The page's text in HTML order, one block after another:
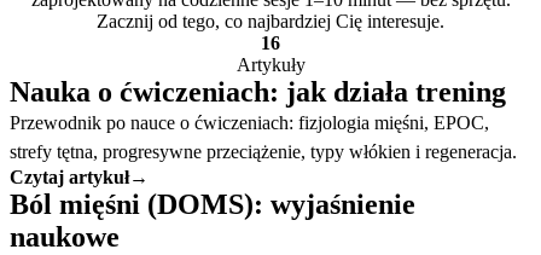
Zacznij od tego, co najbardziej Cię interesuje.
16
Artykuły
Nauka o ćwiczeniach: jak działa trening
Przewodnik po nauce o ćwiczeniach: fizjologia mięśni, EPOC,
strefy tętna, progresywne przeciążenie, typy włókien i regeneracja.
Czytaj artykuł→
Ból mięśni (DOMS): wyjaśnienie
naukowe